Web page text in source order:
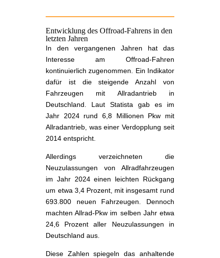
Entwicklung des Offroad-Fahrens in den
letzten Jahren
In den vergangenen Jahren hat das
Interesse am Offroad-Fahren
kontinuierlich zugenommen. Ein Indikator
dafür ist die steigende Anzahl von
Fahrzeugen mit Allradantrieb in
Deutschland. Laut Statista gab es im
Jahr 2024 rund 6,8 Millionen Pkw mit
Allradantrieb, was einer Verdopplung seit
2014 entspricht.
Allerdings verzeichneten die
Neuzulassungen von Allradfahrzeugen
im Jahr 2024 einen leichten Rückgang
um etwa 3,4 Prozent, mit insgesamt rund
693.800 neuen Fahrzeugen. Dennoch
machten Allrad-Pkw im selben Jahr etwa
24,6 Prozent aller Neuzulassungen in
Deutschland aus.
Diese Zahlen spiegeln das anhaltende